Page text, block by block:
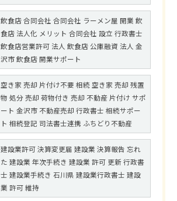
飲食店 合同会社 合同会社 ラーメン屋 開業 飲
食店 法人化 メリット 合同会社 設立 行政書士
飲食店営業許可 法人 飲食店 公庫融資 法人 金
沢市 飲食店 開業サポート
空き家 売却 片付け不要 相続 空き家 売却 残置
物 処分 売却 荷物付き 売却 不動産 片付け サポ
ート 金沢市 不動産売却 行政書士 相続サポー
ト 相続登記 司法書士連携 ふちどり不動産
建設業許可 決算変更届 建設業 決算報告 忘れ
た 建設業 年次手続き 建設業 許可 更新 行政書
士 建設業手続き 石川県 建設業行政書士 建設
業 許可 維持